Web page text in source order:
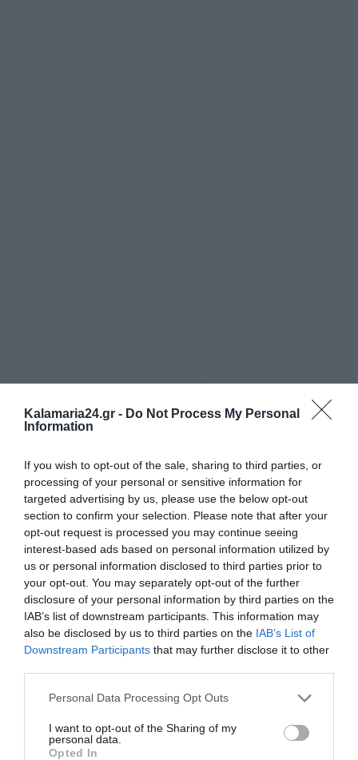
Kalamaria24.gr - Do Not Process My Personal
Information
If you wish to opt-out of the sale, sharing to third parties, or
processing of your personal or sensitive information for
targeted advertising by us, please use the below opt-out
section to confirm your selection. Please note that after your
opt-out request is processed you may continue seeing
interest-based ads based on personal information utilized by
us or personal information disclosed to third parties prior to
your opt-out. You may separately opt-out of the further
disclosure of your personal information by third parties on the
IAB’s list of downstream participants. This information may
also be disclosed by us to third parties on the IAB’s List of
Downstream Participants that may further disclose it to other
Personal Data Processing Opt Outs
I want to opt-out of the Sharing of my
personal data.
Opted In